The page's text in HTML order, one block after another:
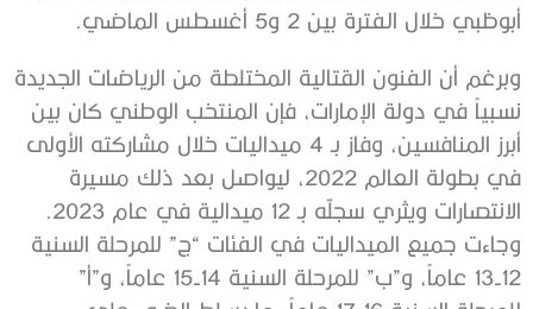
أبوظبي خلال الفترة بين 2 و5 أغسطس الماضي.
وبرغم أن الفنون القتالية المختلطة من الرياضات الجديدة
نسبياً في دولة الإمارات، فإن المنتخب الوطني كان بين
أبرز المنافسين، وفاز بـ 4 ميداليات خلال مشاركته الأولى
في بطولة العالم 2022، ليواصل بعد ذلك مسيرة
وجاءت جميع الميداليات في الفئات “ج” للمرحلة السنية
12-13 عاماً، و”ب” للمرحلة السنية 14-15 عاماً، و”أ”